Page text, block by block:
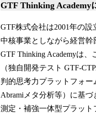
GTF Thinking Academy
GTF株式会社は2001年の
中核事業としながら経営幹
GTF Thinking Academyは
（独自開発テスト GTF-
判的思考力プラットフォ
Abramiメタ分析等）に基
測定・補強一体型プラット